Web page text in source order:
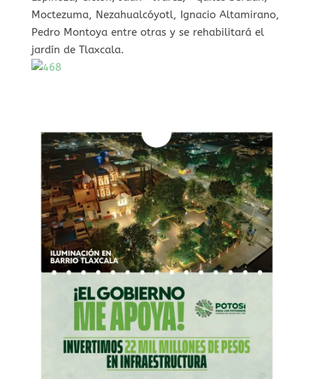
Moctezuma, Nezahualcóyotl, Ignacio Altamirano,
Pedro Montoya entre otras y se rehabilitará el
jardín de Tlaxcala.